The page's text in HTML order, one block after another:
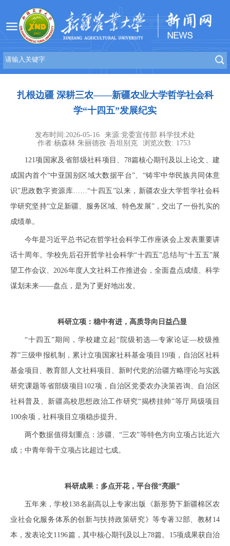
扎根边疆 深耕三农——新疆农业大学哲学社会科
学“十四五”发展纪实
发布时间:2026-05-16
来源:党委宣传部 科学技术处
作者:杨森林 朱丽德孜·吾坦别克
浏览次数: 1753
121项国家及省部级社科项目、78篇核心期刊及以上论文、建
成国内首个“中亚国别区域大数据平台”、“铸牢中华民族共同体意
识”思政数字资源库……“十四五”以来，新疆农业大学哲学社会科
学研究坚持“立足新疆、服务区域、特色发展”，交出了一份扎实的
成绩单。
今年是习近平总书记在哲学社会科学工作座谈会上发表重要讲
话十周年。学校先后召开哲学社会科学“十四五”总结与“十五五”展
望工作会议、2026年度人文社科工作推进会，全面盘点成绩、科学
谋划未来——盘点，是为了更好地出发。
科研立项：稳中有进，高质导向日益凸显
“十四五”期间，学校建立起“院级初选—专家论证—校级推
荐”三级申报机制，累计立项国家社科基金项目19项，自治区社科
基金项目、教育部人文社科项目、新时代党的治疆方略理论与实践
研究课题等省部级项目102项，自治区党委农办决策咨询、自治区
社科普及、新疆高校思想政治工作研究“揭榜挂帅”等厅局级项目
100余项，社科项目立项稳步提升。
两个数据值得划重点：涉疆、“三农”等特色方向立项占比近六
成；中青年骨干立项占比超过七成。
科研成果：多点开花，平台很“亮眼”
五年来，学校138名副高以上专家出版《新形势下新疆棉区农
业社会化服务体系的创新与扶持政策研究》等专著32部、教材14
本，发表论文1196篇，其中核心期刊及以上78篇。15项成果获自治